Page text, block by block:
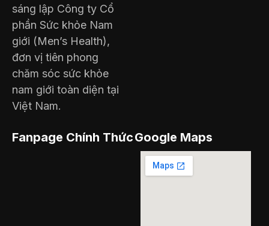
sáng lập Công ty Cổ
phần Sức khỏe Nam
giới (Men’s Health),
đơn vị tiên phong
chăm sóc sức khỏe
nam giới toàn diện tại
Việt Nam.
Fanpage Chính ThứcGoogle Maps